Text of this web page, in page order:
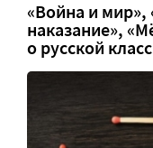
«Война и мир»,
наказание»,
о русской